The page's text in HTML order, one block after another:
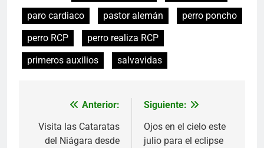
paro cardiaco
pastor alemán
perro poncho
perro RCP
perro realiza RCP
primeros auxilios
salvavidas
Navegación
de
Anterior:
Visita las Cataratas
del Niágara desde
Siguiente:
Ojos en el cielo este
julio para el eclipse